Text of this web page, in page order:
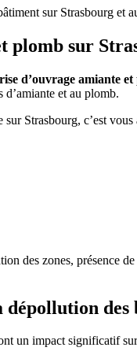
sur Strasbourg et
plomb sur
d’ouvrage amiante
d’amiante et au plomb.
Strasbourg, c’est vous
des zones,
dépollution des
un impact significatif